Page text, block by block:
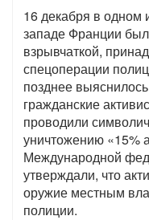
16 декабря в одном
западе Франции
взрывчаткой,
спецоперации
позднее
гражданские
проводили
уничтожению «15%
Международной
утверждали, что
оружие местным
полиции.